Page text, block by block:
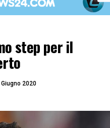
step per il
2020